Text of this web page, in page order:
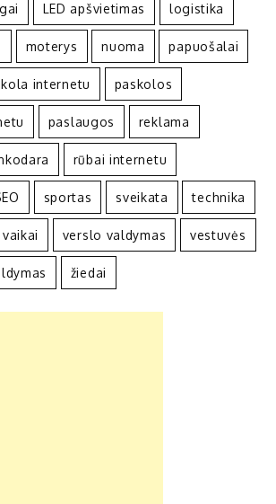
LED apšvietimas logistika
moterys nuoma papuošalai
internetu paskolos
paslaugos reklama
rūbai internetu
sportas sveikata technika
vaikai verslo valdymas vestuvės
žiedai